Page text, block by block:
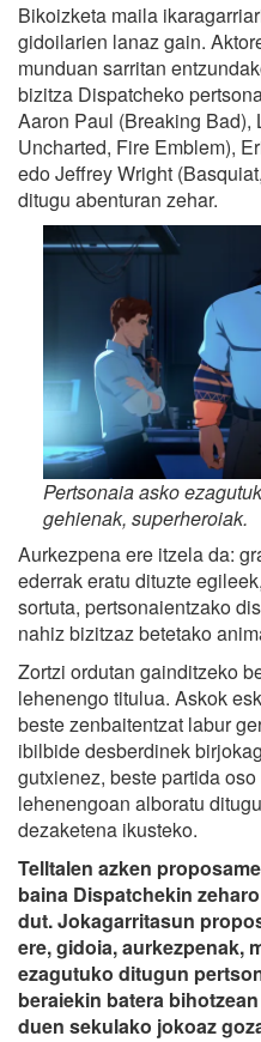
Bikoizketa maila
gidoilarien lanaz gain.
munduan sarritan
bizitza Dispatcheko
Aaron Paul (Breaking Bad),
Uncharted, Fire Emblem),
edo Jeffrey Wright
ditugu abenturan zehar.
Pertsonaia asko
gehienak, superheroiak.
Aurkezpena ere itzela da:
ederrak eratu dituzte
sortuta, pertsonaientzako
nahiz bizitzaz betetako
Zortzi ordutan gainditzeko
lehenengo titulua. Askok
beste zenbaitentzat labur
ibilbide desberdinek
gutxienez, beste partida
lehenengoan alboratu
dezaketena ikusteko.
Telltalen azken
baina Dispatchekin
dut. Jokagarritasun
ere, gidoia, aurkezpenak,
ezagutuko ditugun
beraiekin batera
duen sekulako jokoaz